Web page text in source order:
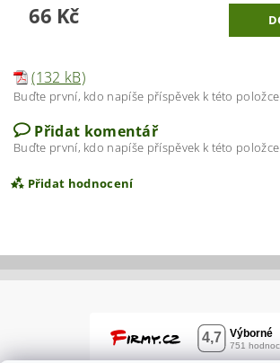
66 Kč
(132 kB)
Buďte první, kdo napíše příspěvek k této položce.
Přidat komentář
Buďte první, kdo napíše příspěvek k této položce.
Přidat hodnocení